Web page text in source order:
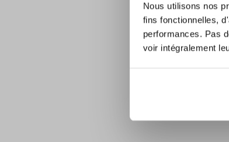
Nous utilisons nos
fins fonctionnelles,
performances. Pas
voir intégralement